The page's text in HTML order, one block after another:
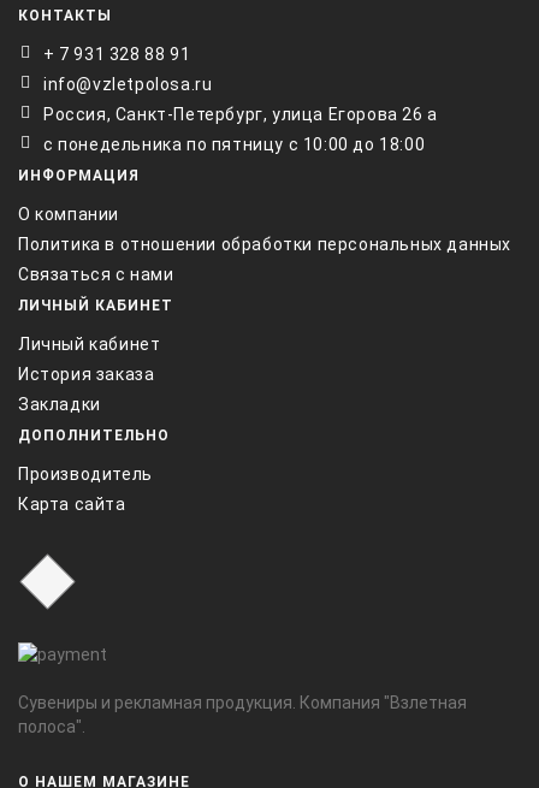
КОНТАКТЫ
+ 7 931 328 88 91
info@vzletpolosa.ru
Россия, Санкт-Петербург, улица Егорова 26 а
с понедельника по пятницу с 10:00 до 18:00
ИНФОРМАЦИЯ
О компании
Политика в отношении обработки персональных данных
Связаться с нами
ЛИЧНЫЙ КАБИНЕТ
Личный кабинет
История заказа
Закладки
ДОПОЛНИТЕЛЬНО
Производитель
Карта сайта
Сувениры и рекламная продукция. Компания "Взлетная
полоса".
О НАШЕМ МАГАЗИНЕ